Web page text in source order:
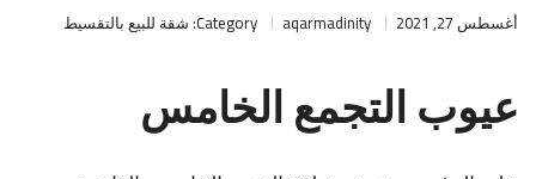
أغسطس 27, 2021 aqarmadinity
Category: شقة للبيع بالتقسيط
عيوب التجمع الخامس